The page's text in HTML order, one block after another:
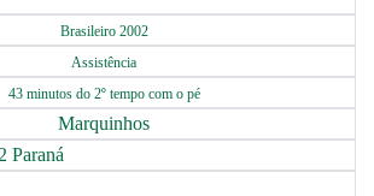
Brasileiro 2002
Assistência
43 minutos do 2º tempo com o pé
Marquinhos
Paraná